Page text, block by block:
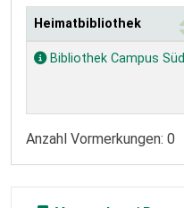
Exemplare
Heimatbibliothek
Bibliothek Campus Süd
Anzahl Vormerkungen: 0